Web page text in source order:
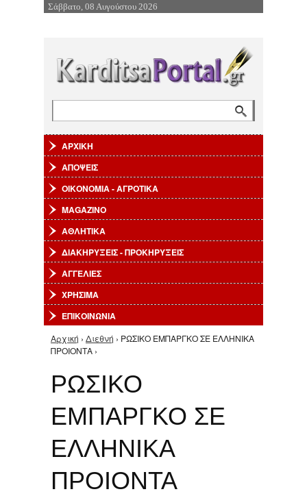
Επιστροφή στην Πλοήγηση
Σάββατο, 08 Αυγούστου 2026
ΑΡΧΙΚΗ
ΑΠΟΨΕΙΣ
ΟΙΚΟΝΟΜΙΑ - ΑΓΡΟΤΙΚΑ
MAGAZINO
ΑΘΛΗΤΙΚΑ
ΔΙΑΚΗΡΥΞΕΙΣ - ΠΡΟΚΗΡΥΞΕΙΣ
ΑΓΓΕΛΙΕΣ
ΧΡΗΣΙΜΑ
ΕΠΙΚΟΙΝΩΝΙΑ
Είστε εδώ
Αρχική › Διεθνή › ΡΩΣΙΚΟ ΕΜΠΑΡΓΚΟ ΣΕ ΕΛΛΗΝΙΚΑ
ΠΡΟΙΟΝΤΑ ›
ΡΩΣΙΚΟ
ΕΜΠΑΡΓΚΟ ΣΕ
ΕΛΛΗΝΙΚΑ
ΠΡΟΙΟΝΤΑ